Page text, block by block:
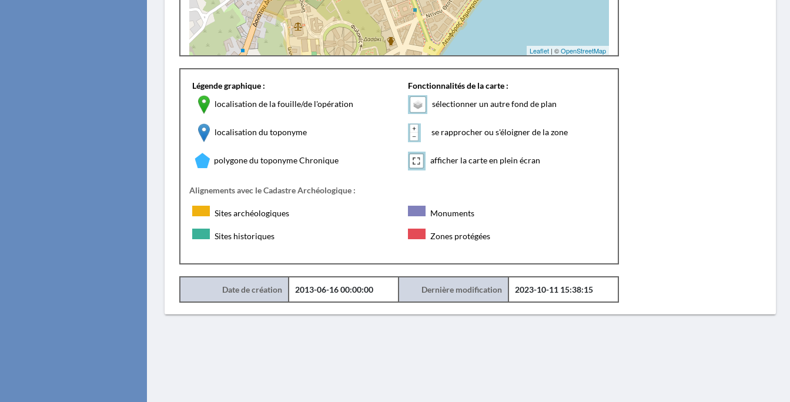
Leaflet| ©OpenStreetMap
Légende graphique :
localisation de la fouille/de l'opération
localisation du toponyme
polygone du toponyme Chronique
Fonctionnalités de la carte :
sélectionner un autre fond de plan
se rapprocher ou s'éloigner de la zone
afficher la carte en plein écran
Alignements avec le Cadastre Archéologique :
Sites archéologiques Monuments
Sites historiques Zones protégées
Date de création 2013-06-16 00:00:00 Dernière modification 2023-10-11 15:38:15